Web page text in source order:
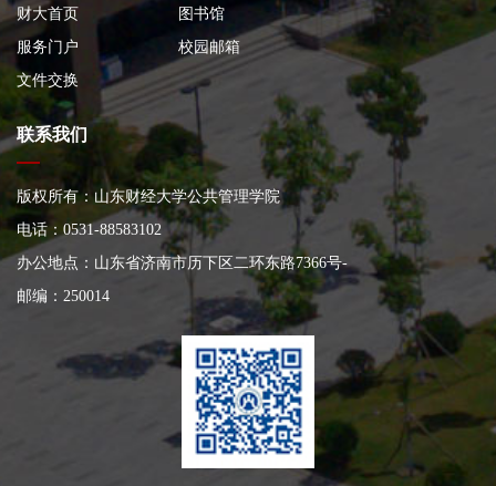
财大首页
图书馆
服务门户
校园邮箱
文件交换
联系我们
版权所有：山东财经大学公共管理学院
电话：0531-88583102
办公地点：山东省济南市历下区二环东路7366号-
邮编：250014